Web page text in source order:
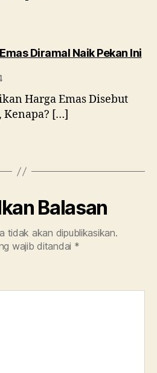
Diramal Naik Pekan Ini
Harga Emas Disebut
Kenapa? […]
Balasan
tidak akan dipublikasikan.
wajib ditandai *